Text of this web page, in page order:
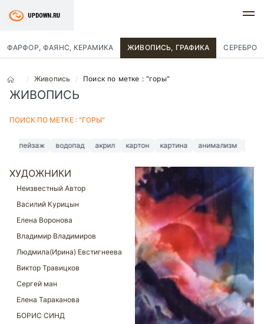
ФАРФОР, ФАЯНС, КЕРАМИКА ЖИВОПИСЬ, ГРАФИКА СЕРЕБРО
Живопись Поиск по метке : "горы"
ЖИВОПИСЬ
ПОИСК ПО МЕТКЕ : "ГОРЫ"
пейзаж водопад акрил картон картина анимализм размер
ХУДОЖНИКИ